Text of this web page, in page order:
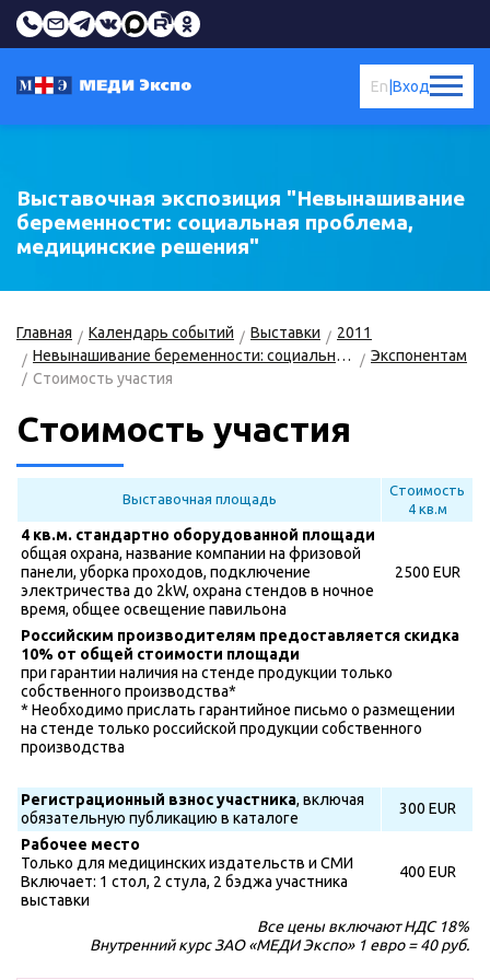
Вход
En
Выставочная экспозиция "Невынашивание
беременности: социальная проблема,
медицинские решения"
Главная Календарь событий Выставки
2011
Невынашивание беременности: социальная проблема, медицинские решения. Выставочная экспозиция
Экспонентам
Стоимость участия
Стоимость участия
Выставочная площадь
Стоимость
4 кв.м
4 кв.м. стандартно оборудованной площади
общая охрана, название компании на фризовой
панели, уборка проходов, подключение
электричества до 2kW, охрана стендов в ночное
время, общее освещение павильона
2500 EUR
Российским производителям предоставляется скидка
10% от общей стоимости площади
при гарантии наличия на стенде продукции только
собственного производства*
* Необходимо прислать гарантийное письмо о размещении
на стенде только российской продукции собственного
производства
Регистрационный взнос участника, включая
обязательную публикацию в каталоге
300 EUR
Рабочее место
Только для медицинских издательств и СМИ
Включает: 1 стол, 2 стула, 2 бэджа участника
выставки
400 EUR
Все цены включают НДС 18%
Внутренний курс ЗАО «МЕДИ Экспо» 1 евро = 40 руб.